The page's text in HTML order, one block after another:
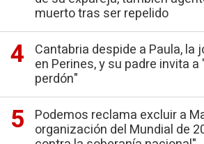
muerto tras ser repelido
Cantabria despide a Paula, la
en Perines, y su padre invita
perdón"
Podemos reclama excluir a
organización del Mundial de